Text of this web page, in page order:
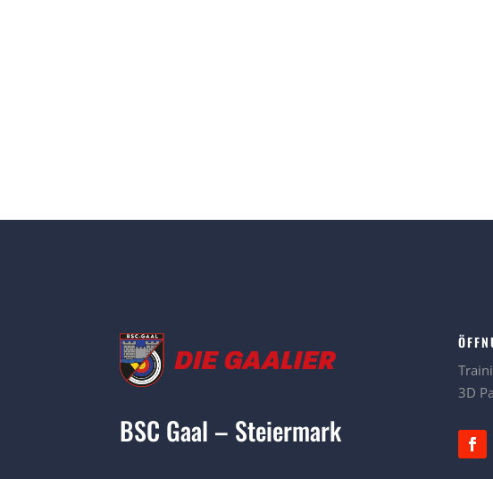
BSC Gaal – Steiermark
3D